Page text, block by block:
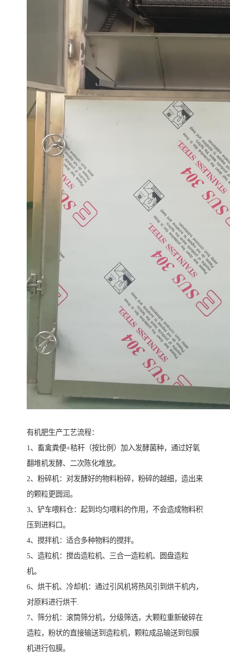
有机肥生产工艺流程：
1、畜禽粪便+秸秆（按比例）加入发酵菌种，通过好氧
翻堆机发酵、二次陈化堆放。
2、粉碎机：对发酵好的物料粉碎，粉碎的越细，造出来
的颗粒更圆润。
3、铲车喂料仓：起到均匀喂料的作用，不会造成物料积
压到进料口。
4、搅拌机：适合多种物料的搅拌。
5、造粒机：搅齿造粒机、三合一造粒机、圆盘造粒
机。
6、烘干机、冷却机：通过引风机将热风引到烘干机内，
对原料进行烘干.
7、筛分机：滚筒筛分机，分级筛选，大颗粒重新破碎在
造粒，粉状的直接输送到造粒机，颗粒成品输送到包膜
机进行包膜。